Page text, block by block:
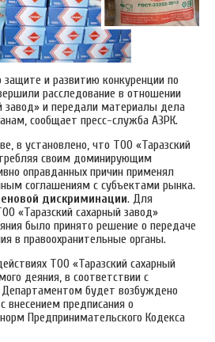
защите и развитию конкуренции по
расследование в отношении
завод» и передали материалы дела
сообщает пресс-служба АЗРК.
в установлено, что ТОО «Таразский
своим доминирующим
оправданных причин применял
соглашениям с субъектами рынка.
дискриминации. Для
«Таразский сахарный завод»
было принято решение о передаче
в правоохранительные органы.
ТОО «Таразский сахарный
деяния, в соответствии с
будет возбуждено
внесением предписания о
Предпринимательского Кодекса